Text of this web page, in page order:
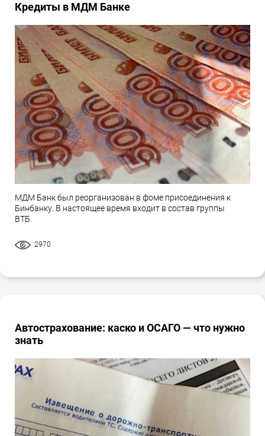
Кредиты в МДМ Банке
МДМ Банк был реорганизован в фоме присоединения к
Бинбанку. В настоящее время входит в состав группы
ВТБ.
2970
Автострахование: каско и ОСАГО — что нужно
знать